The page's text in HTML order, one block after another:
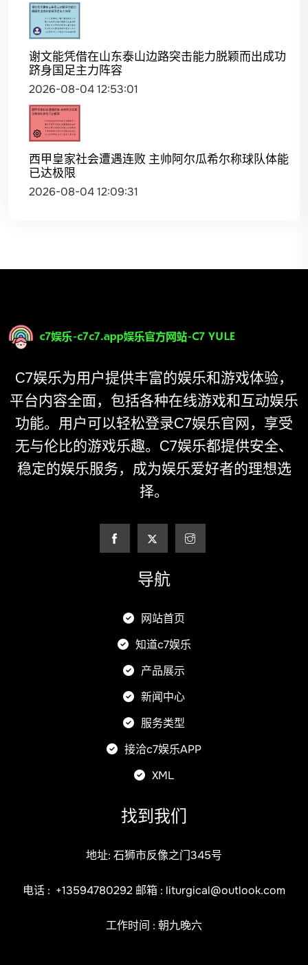
谢文能凭借在山东泰山边路突击能力脱颖而出成功
跻身国足主力阵容
2026-08-04 12:53:01
西甲皇家社会遭遇连败 主帅阿尔瓜希尔称球队体能
已达极限
2026-08-04 12:09:31
C7娱乐为用户提供丰富的娱乐和游戏体验，
平台内容全面，包括各种在线游戏和互动娱乐
功能。用户可以轻松登录C7娱乐官网，享受
无与伦比的游戏乐趣。C7娱乐都提供安全、
稳定的娱乐服务，成为娱乐爱好者的理想选
择。
导航
网站首页
知道c7娱乐
产品展示
新闻中心
服务类型
接洽c7娱乐APP
XML
找到我们
地址: 石狮市反像之门345号
电话 : +13594780292 邮箱 : liturgical@outlook.com
工作时间 : 朝九晚六